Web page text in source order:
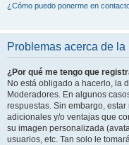
¿Cómo puedo ponerme en
Problemas acerca de
¿Por qué me tengo que
No está obligado a hacerlo, la
Moderadores. En algunos
respuestas. Sin embargo,
adicionales y/o ventajas que
su imagen personalizada
usuarios, etc. Tan solo le